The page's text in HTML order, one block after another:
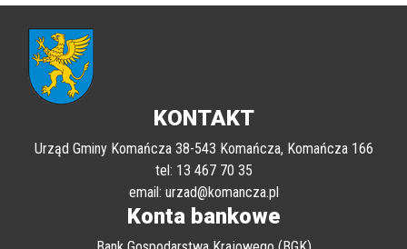
KONTAKT
Urząd Gminy Komańcza 38-543 Komańcza, Komańcza 166
tel: 13 467 70 35
email: urzad@komancza.pl
Konta bankowe